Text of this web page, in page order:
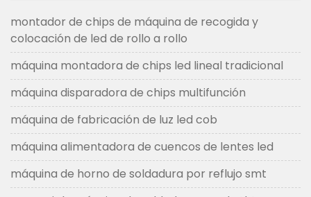
montador de chips de máquina de recogida y
colocación de led de rollo a rollo
máquina montadora de chips led lineal tradicional
máquina disparadora de chips multifunción
máquina de fabricación de luz led cob
máquina alimentadora de cuencos de lentes led
máquina de horno de soldadura por reflujo smt